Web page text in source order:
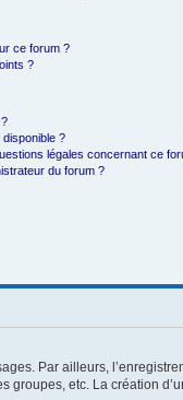
ce forum ?
?
disponible ?
légales concernant ce
du forum ?
Par ailleurs,
etc. La création